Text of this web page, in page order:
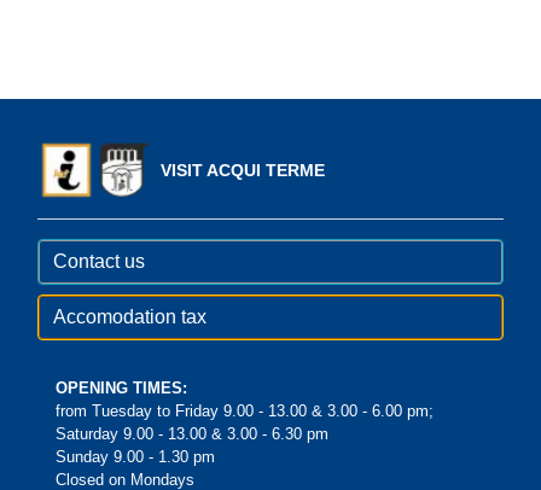
VISIT ACQUI TERME
Contact us
Accomodation tax
OPENING TIMES:
from Tuesday to Friday 9.00 - 13.00 & 3.00 - 6.00 pm;
Saturday 9.00 - 13.00 & 3.00 - 6.30 pm
Sunday 9.00 - 1.30 pm
Closed on Mondays